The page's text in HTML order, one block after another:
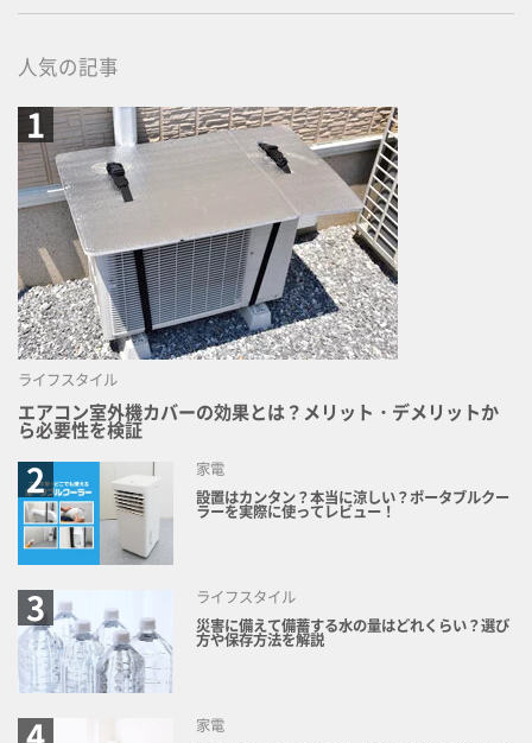
人気の記事
ライフスタイル
エアコン室外機カバーの効果とは？メリット・デメリットか
ら必要性を検証
家電
設置はカンタン？本当に涼しい？ポータブルクー
ラーを実際に使ってレビュー！
ライフスタイル
災害に備えて備蓄する水の量はどれくらい？選び
方や保存方法を解説
家電